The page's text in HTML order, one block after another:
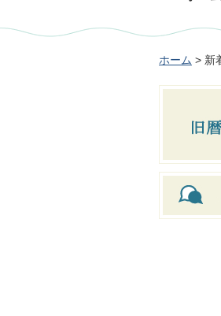
ホーム > 新